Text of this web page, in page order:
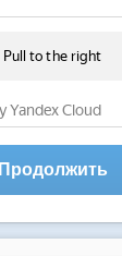
Продолжить